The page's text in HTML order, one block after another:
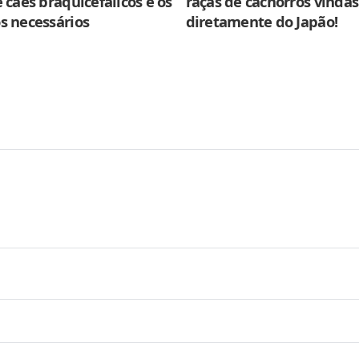
necessários
diretamente do Japão!